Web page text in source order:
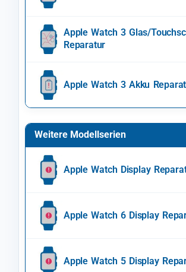
Apple Watch 3 Glas/
Reparatur
Apple Watch 3 Akku
Weitere Modellserien
Apple Watch Display
Apple Watch 6 Display
Apple Watch 5 Display